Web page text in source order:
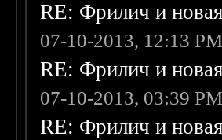
RE: Фрилич и
07-10-2013, 12:13 PM
RE: Фрилич и
07-10-2013, 03:39 PM
RE: Фрилич и